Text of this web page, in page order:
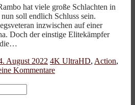
hat viele große Schlachten in
soll endlich Schluss sein.
inzwischen auf einer
Doch der einstige Elitekämpfer
die…
August 2022 4K UltraHD, Action,
Kommentare